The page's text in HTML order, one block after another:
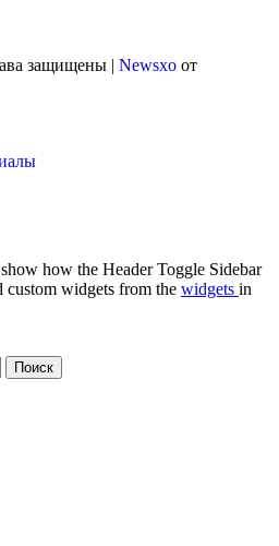
защищены | Newsxo от
how the Header Toggle Sidebar
custom widgets from the widgets in